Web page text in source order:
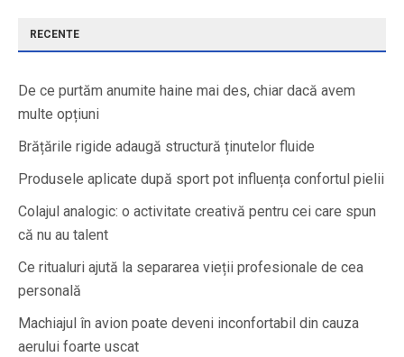
RECENTE
De ce purtăm anumite haine mai des, chiar dacă avem
multe opțiuni
Brățările rigide adaugă structură ținutelor fluide
Produsele aplicate după sport pot influența confortul pielii
Colajul analogic: o activitate creativă pentru cei care spun
că nu au talent
Ce ritualuri ajută la separarea vieții profesionale de cea
personală
Machiajul în avion poate deveni inconfortabil din cauza
aerului foarte uscat